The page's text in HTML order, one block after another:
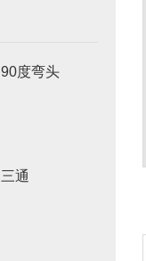
90度弯头
三通